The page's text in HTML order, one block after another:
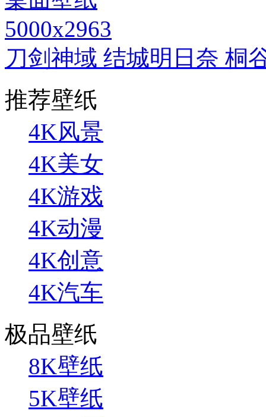
5000x2963
刀剑神域 结城明日奈 桐
推荐壁纸
4K风景
4K美女
4K游戏
4K动漫
4K创意
4K汽车
极品壁纸
8K壁纸
5K壁纸